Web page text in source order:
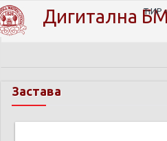
ДигиталнаЋИР
Застава